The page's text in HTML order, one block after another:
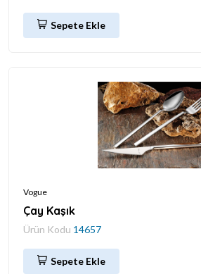
Sepete Ekle
Vogue
Çay Kaşık
Ürün Kodu 14657
Sepete Ekle